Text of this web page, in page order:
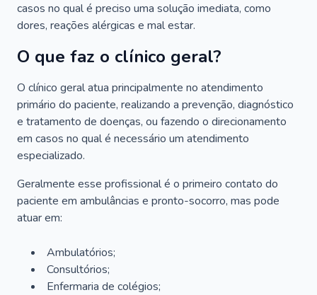
casos no qual é preciso uma solução imediata, como
dores, reações alérgicas e mal estar.
O que faz o clínico geral?
O clínico geral atua principalmente no atendimento
primário do paciente, realizando a prevenção, diagnóstico
e tratamento de doenças, ou fazendo o direcionamento
em casos no qual é necessário um atendimento
especializado.
Geralmente esse profissional é o primeiro contato do
paciente em ambulâncias e pronto-socorro, mas pode
atuar em:
Ambulatórios;
Consultórios;
Enfermaria de colégios;